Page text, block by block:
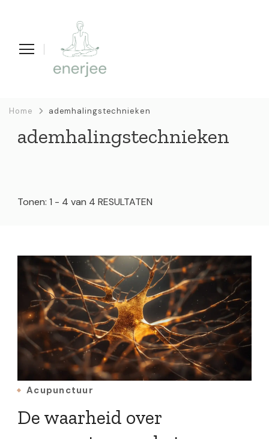
Home ademhalingstechnieken
ademhalingstechnieken
Tonen: 1 - 4 van 4 RESULTATEN
Acupunctuur
De waarheid over